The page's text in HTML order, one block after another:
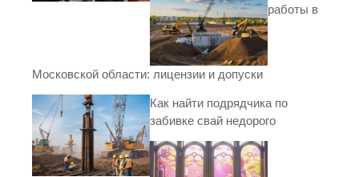
работы в
Московской области: лицензии и допуски
Как найти подрядчика по
забивке свай недорого